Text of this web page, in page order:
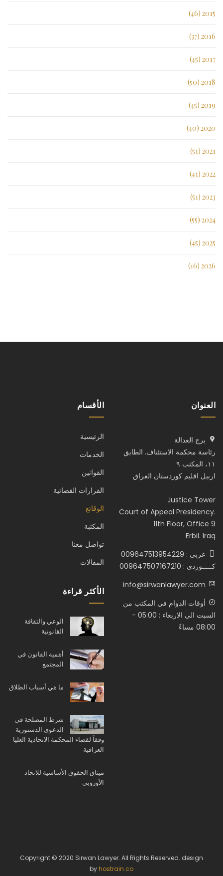
2015 (46)
2016 (37)
2017 (45)
2018 (50)
2019 (45)
2020 (40)
2021 (51)
2022 (41)
2023 (51)
2024 (55)
2025 (45)
2026 (16)
العنوان
برج العدالة
رئاسة محكمة الاستئناف. الطابق
١١، المكتب ٩
اربيل اقليم كوردستان العراق
Justice Tower
Court of Appeal Presidency.
11th Floor, Office 9
Erbil. Iraq
عربي : 009647513954229
كـــــوردى : 009647507167210
info@sirwanlawyer.com
أوقات الدوام في المكتب من
السبت الى الاربعاء : 05:00 -
08:00 مساءً
الأقسام
الرئيسية
الخدمات
القوانين
القرارات القضائية
الوقائع
المكتبة
تواصل معنا
المقالات
الأكثر قراءة
الوعي والثقافة
القانونية
أهمية القانون في
المجتمع
ما هي أسباب الطلاق
شرط المصلحة في
الدعوى الدستورية
وفقاً لقضاء المحكمة الاتحادية العليا
العراقية
ميثاق الحقوق الأساسية للاتحاد
الأوروبي
Copyright © 2020 Sirwan Lawyer. All Rights Reserved. design
by hostrain.co